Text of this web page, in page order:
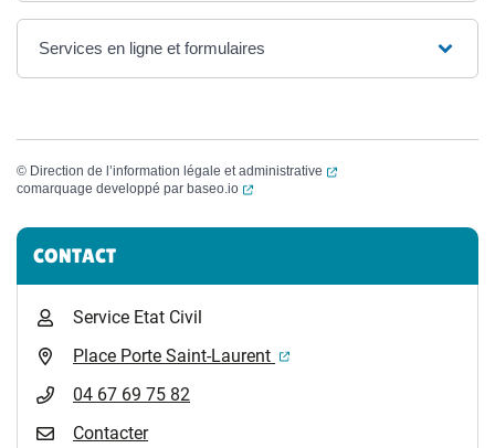
Services en ligne et formulaires
© Direction de l’information légale et administrative
(ouverture dans un
comarquage developpé par baseo.io (ouverture dans un nouvel onglet)
Informations complémentaires
CONTACT
Service Etat Civil
Place Porte Saint-Laurent
(ouverture dans un
04 67 69 75 82
Contacter